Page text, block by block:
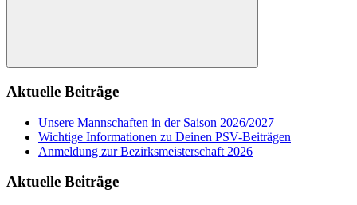
Suchen
Aktuelle Beiträge
Unsere Mannschaften in der Saison 2026/2027
Wichtige Informationen zu Deinen PSV-Beiträgen
Anmeldung zur Bezirksmeisterschaft 2026
Aktuelle Beiträge